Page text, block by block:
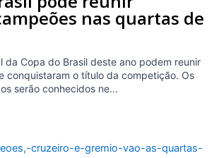
nas quartas de
da Copa do Brasil deste ano podem reunir
conquistaram o título da competição. Os
serão conhecidos ne...